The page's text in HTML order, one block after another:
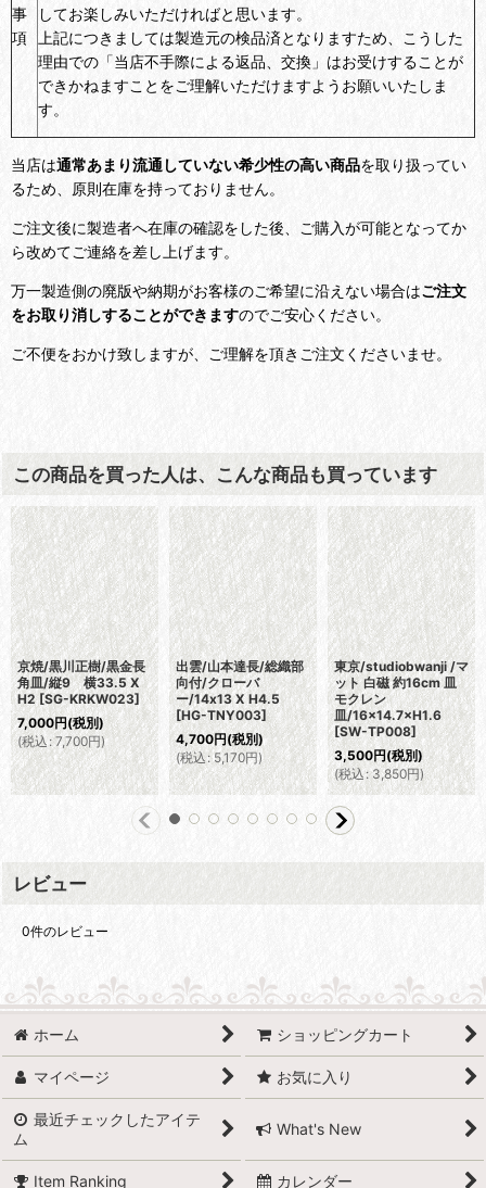
事
項
してお楽しみいただければと思います。
上記につきましては製造元の検品済となりますため、こうした
理由での「当店不手際による返品、交換」はお受けすることが
できかねますことをご理解いただけますようお願いいたしま
す。
当店は通常あまり流通していない希少性の高い商品を取り扱ってい
るため、原則在庫を持っておりません。
ご注文後に製造者へ在庫の確認をした後、ご購入が可能となってか
ら改めてご連絡を差し上げます。
万一製造側の廃版や納期がお客様のご希望に沿えない場合はご注文
をお取り消しすることができますのでご安心ください。
ご不便をおかけ致しますが、ご理解を頂きご注文くださいませ。
この商品を買った人は、こんな商品も買っています
京焼/黒川正樹/黒金長
角皿/縦9 横33.5 X
H2 [SG-KRKW023]
7,000円(税別)
(税込 : 7,700円)
出雲/山本達長/総織部
向付/クローバ
ー/14x13 X H4.5
[HG-TNY003]
4,700円(税別)
(税込: 5,170円)
東京/studiobwanji /マ
ット 白磁 約16cm 皿
モクレン
皿/16×14.7×H1.6
[SW-TP008]
3,500円(税別)
(税込: 3,850円)
レビュー
0件のレビュー
ホーム ショッピングカート
マイページ お気に入り
最近チェックしたアイテ
ム
What's New
Item Ranking カレンダー